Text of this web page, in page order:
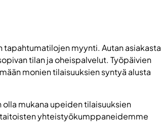
tapahtumatilojen myynti. Autan asiakasta
tilan ja oheispalvelut. Työpäivien
monien tilaisuuksien syntyä alusta
olla mukana upeiden tilaisuuksien
yhteistyökumppaneidemme